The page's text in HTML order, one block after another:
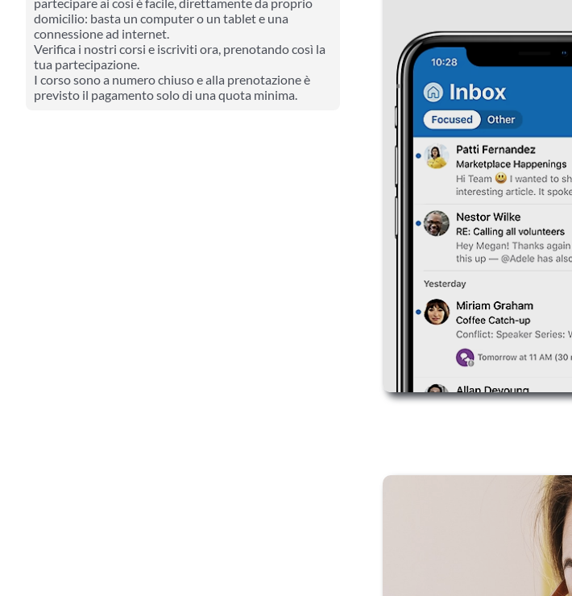
domicilio: basta un computer o un tablet e una
connessione ad internet.
Verifica i nostri corsi e iscriviti ora, prenotando così la
tua partecipazione.
I corso sono a numero chiuso e alla prenotazione è
previsto il pagamento solo di una quota minima.